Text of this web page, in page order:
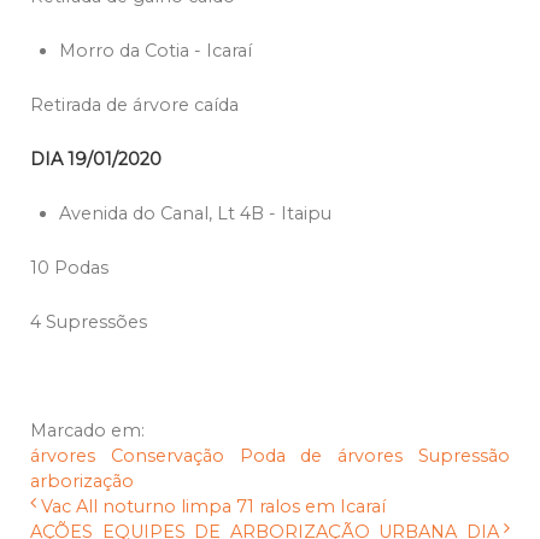
Morro da Cotia - Icaraí
Retirada de árvore caída
DIA 19/01/2020
Avenida do Canal, Lt 4B - Itaipu
10 Podas
4 Supressões
Marcado em:
árvores
Conservação Poda de árvores
Supressão
arborização
Vac All noturno limpa 71 ralos em Icaraí
AÇÕES EQUIPES DE ARBORIZAÇÃO URBANA DIA